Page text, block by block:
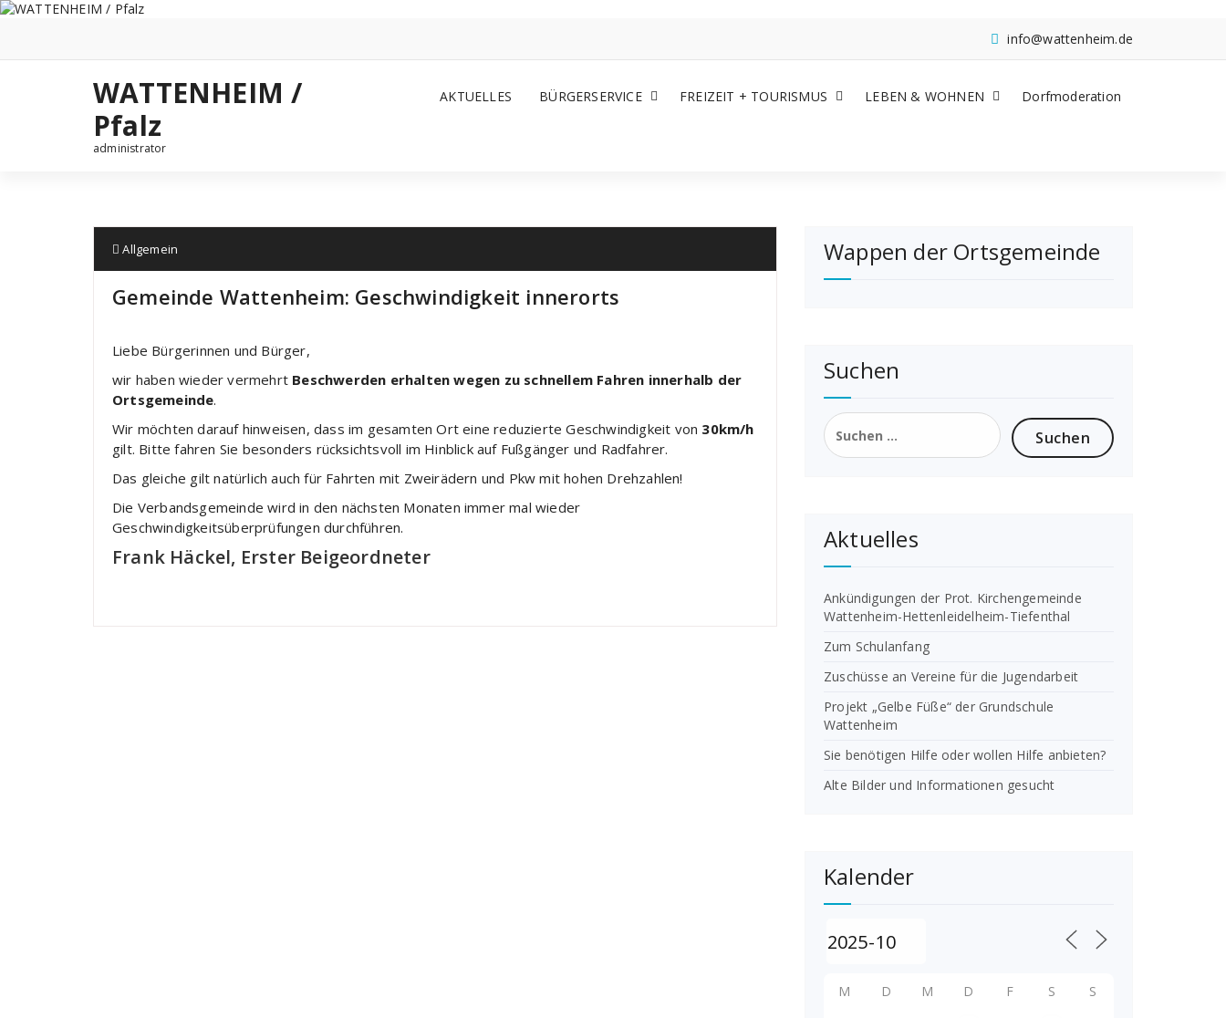
Zum
info@wattenheim.de
WATTENHEIM /
Pfalz
administrator
AKTUELLES BÜRGERSERVICE FREIZEIT + TOURISMUS LEBEN & WOHNEN Dorfmoderation
Allgemein
Gemeinde Wattenheim: Geschwindigkeit innerorts
Liebe Bürgerinnen und Bürger,
wir haben wieder vermehrt Beschwerden erhalten wegen zu schnellem Fahren innerhalb der
Ortsgemeinde.
Wir möchten darauf hinweisen, dass im gesamten Ort eine reduzierte Geschwindigkeit von 30km/h
gilt. Bitte fahren Sie besonders rücksichtsvoll im Hinblick auf Fußgänger und Radfahrer.
Das gleiche gilt natürlich auch für Fahrten mit Zweirädern und Pkw mit hohen Drehzahlen!
Die Verbandsgemeinde wird in den nächsten Monaten immer mal wieder
Geschwindigkeitsüberprüfungen durchführen.
Frank Häckel, Erster Beigeordneter
Wappen der Ortsgemeinde
Suchen
Suchen
nach:
Aktuelles
Ankündigungen der Prot. Kirchengemeinde
Wattenheim-Hettenleidelheim-Tiefenthal
Zum Schulanfang
Zuschüsse an Vereine für die Jugendarbeit
Projekt „Gelbe Füße“ der Grundschule
Wattenheim
Sie benötigen Hilfe oder wollen Hilfe anbieten?
Alte Bilder und Informationen gesucht
Kalender
M D M D F S S